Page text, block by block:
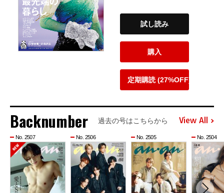
試し読み
購入
定期購読 (27%OFF)
Backnumber 過去の号はこちらから View All
No. 2507 No. 2506 No. 2505 No. 2504